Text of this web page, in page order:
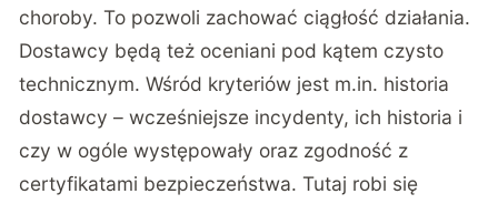
choroby. To pozwoli zachować ciągłość działania.
Dostawcy będą też oceniani pod kątem czysto
technicznym. Wśród kryteriów jest m.in. historia
dostawcy – wcześniejsze incydenty, ich historia i
czy w ogóle występowały oraz zgodność z
certyfikatami bezpieczeństwa. Tutaj robi się